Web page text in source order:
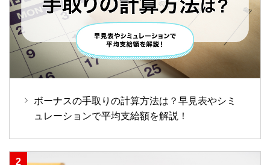
ボーナスの手取りの計算方法は？早見表やシミ
ュレーションで平均支給額を解説！